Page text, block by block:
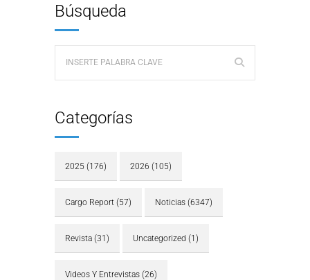
Búsqueda
Categorías
2025 (176) 2026 (105)
Cargo Report (57) Noticias (6347)
Revista (31) Uncategorized (1)
Videos Y Entrevistas (26)